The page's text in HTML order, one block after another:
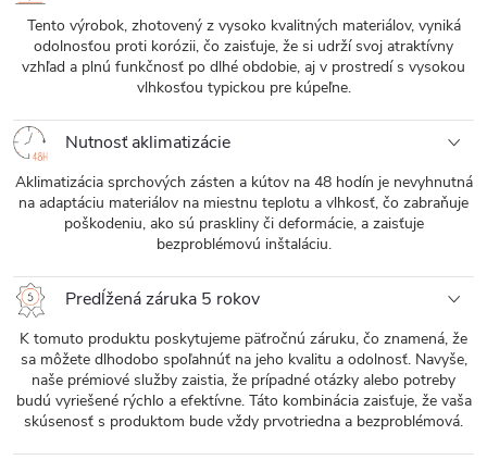
Tento výrobok, zhotovený z vysoko kvalitných materiálov, vyniká
odolnosťou proti korózii, čo zaisťuje, že si udrží svoj atraktívny
vzhľad a plnú funkčnosť po dlhé obdobie, aj v prostredí s vysokou
vlhkosťou typickou pre kúpeľne.
Nutnosť aklimatizácie
Aklimatizácia sprchových zásten a kútov na 48 hodín je nevyhnutná
na adaptáciu materiálov na miestnu teplotu a vlhkosť, čo zabraňuje
poškodeniu, ako sú praskliny či deformácie, a zaisťuje
bezproblémovú inštaláciu.
Predĺžená záruka 5 rokov
K tomuto produktu poskytujeme päťročnú záruku, čo znamená, že
sa môžete dlhodobo spoľahnúť na jeho kvalitu a odolnosť. Navyše,
naše prémiové služby zaistia, že prípadné otázky alebo potreby
budú vyriešené rýchlo a efektívne. Táto kombinácia zaisťuje, že vaša
skúsenosť s produktom bude vždy prvotriedna a bezproblémová.